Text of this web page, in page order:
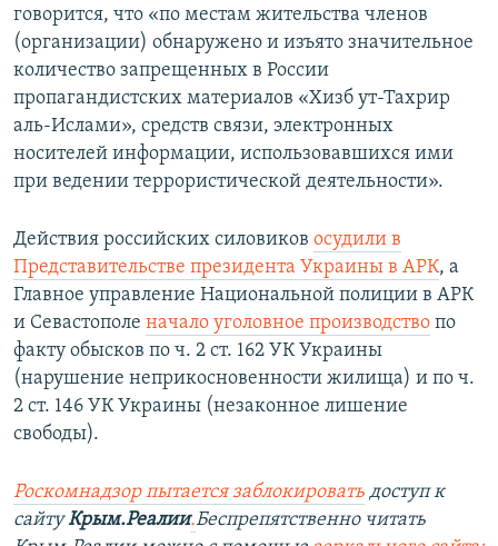
говорится, что «по местам жительства членов
(организации) обнаружено и изъято значительное
количество запрещенных в России
пропагандистских материалов «Хизб ут-Тахрир
аль-Ислами», средств связи, электронных
носителей информации, использовавшихся ими
при ведении террористической деятельности».
Действия российских силовиков осудили в
Представительстве президента Украины в АРК, а
Главное управление Национальной полиции в АРК
и Севастополе начало уголовное производство по
факту обысков по ч. 2 ст. 162 УК Украины
(нарушение неприкосновенности жилища) и по ч.
2 ст. 146 УК Украины (незаконное лишение
свободы).
Роскомнадзор пытается заблокировать доступ к
сайтуКрым.Реалии.Беспрепятственно читать